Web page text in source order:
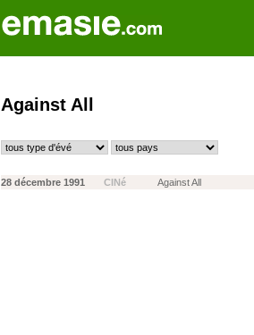
Against All
28 décembre 1991 CINé Against All